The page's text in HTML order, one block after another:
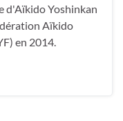
d'Aïkido Yoshinkan
Aïkido
en 2014.